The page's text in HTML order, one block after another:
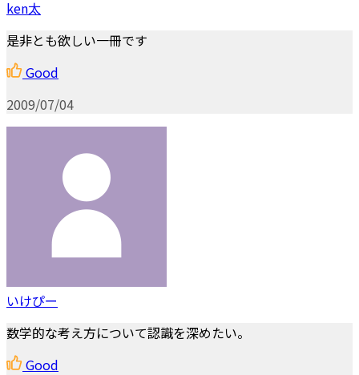
ken太
是非とも欲しい一冊です
Good
2009/07/04
いけぴー
数学的な考え方について認識を深めたい。
Good